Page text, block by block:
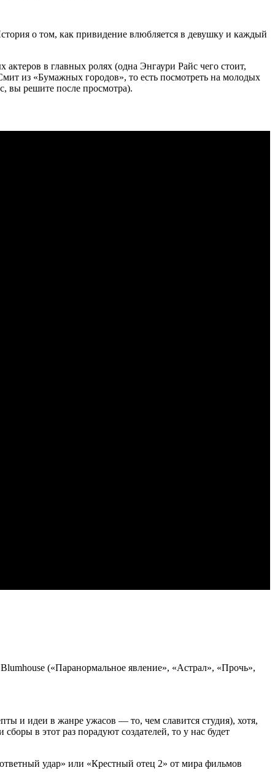
о том, как привидение влюбляется в девушку и каждый
в главных ролях (одна Энгаури Райс чего стоит,
из «Бумажных городов», то есть посмотреть на молодых
вы решите после просмотра).
(«Паранормальное явление», «Астрал», «Прочь»,
и идеи в жанре ужасов — то, чем славится студия), хотя,
в этот раз порадуют создателей, то у нас будет
удар» или «Крестный отец 2» от мира фильмов